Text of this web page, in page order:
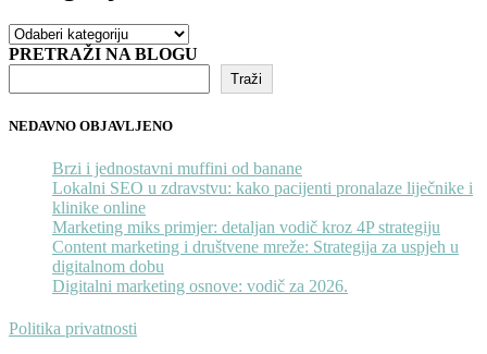
Kategorije
PRETRAŽI NA BLOGU
Traži
NEDAVNO OBJAVLJENO
Brzi i jednostavni muffini od banane
Lokalni SEO u zdravstvu: kako pacijenti pronalaze liječnike i
klinike online
Marketing miks primjer: detaljan vodič kroz 4P strategiju
Content marketing i društvene mreže: Strategija za uspjeh u
digitalnom dobu
Digitalni marketing osnove: vodič za 2026.
Politika privatnosti